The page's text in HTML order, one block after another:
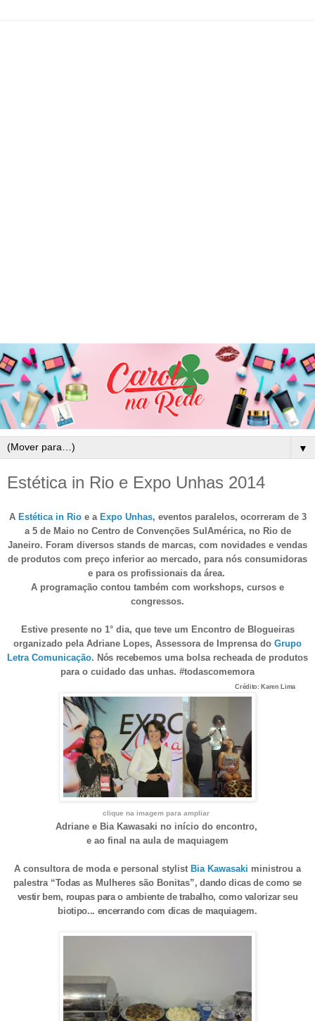
▼
Estética in Rio e Expo Unhas 2014
A Estética in Rioe a Expo Unhas, eventos paralelos, ocorreram de 3
a 5 de Maio no Centro de Convenções SulAmérica, no Rio de
Janeiro. Foram diversos stands de marcas, com novidades e vendas
de produtos com preço inferior ao mercado, para nós consumidoras
e para os profissionais da área.
A programação contou também com workshops, cursos e
congressos.
Estive presente no 1° dia, que teve um Encontro de Blogueiras
organizado pela Adriane Lopes, Assessora de Imprensa do Grupo
Letra Comunicação. Nós recebemosuma bolsa recheada de produtos
para o cuidado das unhas. #todascomemora
Crédito: Karen Lima
clique na imagem para ampliar
Adriane e Bia Kawasaki no início do encontro,
e ao final na aula de maquiagem
A consultora de moda e personal stylist Bia Kawasaki ministrou a
palestra “Todas as Mulheres são Bonitas”, dando dicas de como se
vestir bem, roupas para o ambiente de trabalho, como valorizar seu
biotipo... encerrando com dicas de maquiagem.